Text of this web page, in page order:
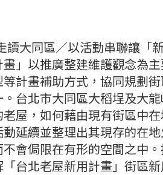
讀大同區／以活動串聯讓「
畫」以推廣整建維護觀念為
計畫補助方式，協同規劃
台北市大同區大稻埕及大
屋，如何藉由現有街區中
延續並整理出其現存的在
會侷限在有形的空間之中
台北老屋新用計畫」街區